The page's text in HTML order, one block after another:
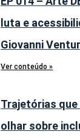
luta e
Giovanni
Ver conteúdo »
Trajetórias que
olhar sobre